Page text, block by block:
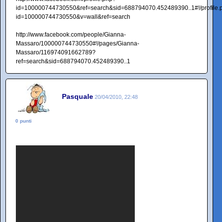
id=100000744730550&ref=search&sid=688794070.452489390..1#!/
id=100000744730550&v=wall&ref=search
http://www.facebook.com/people/Gianna-
Massaro/100000744730550#!/pages/Gianna-
Massaro/116974091662789?
ref=search&sid=688794070.452489390..1
Pasquale 20/04/2010, 22:48
0 punti